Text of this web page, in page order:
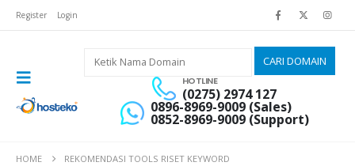
Register Login
HOTLINE
(0275) 2974 127
0896-8969-9009 (Sales)
0852-8969-9009 (Support)
HOME REKOMENDASI TOOLS RISET KEYWORD